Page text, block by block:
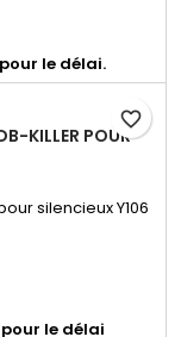
le délai.
KILLER POUR
silencieux Y106
le délai
favorite_border